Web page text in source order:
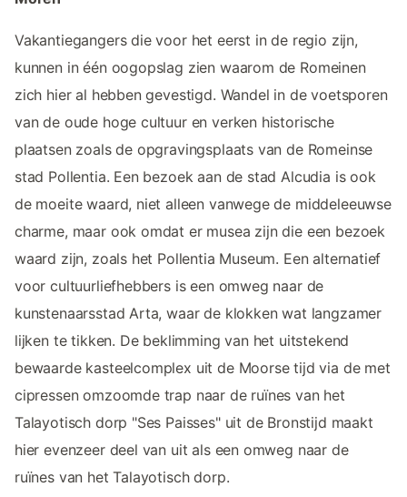
Vakantiegangers die voor het eerst in de regio zijn,
kunnen in één oogopslag zien waarom de Romeinen
zich hier al hebben gevestigd. Wandel in de voetsporen
van de oude hoge cultuur en verken historische
plaatsen zoals de opgravingsplaats van de Romeinse
stad Pollentia. Een bezoek aan de stad Alcudia is ook
de moeite waard, niet alleen vanwege de middeleeuwse
charme, maar ook omdat er musea zijn die een bezoek
waard zijn, zoals het Pollentia Museum. Een alternatief
voor cultuurliefhebbers is een omweg naar de
kunstenaarsstad Arta, waar de klokken wat langzamer
lijken te tikken. De beklimming van het uitstekend
bewaarde kasteelcomplex uit de Moorse tijd via de met
cipressen omzoomde trap naar de ruïnes van het
Talayotisch dorp "Ses Paisses" uit de Bronstijd maakt
hier evenzeer deel van uit als een omweg naar de
ruïnes van het Talayotisch dorp.